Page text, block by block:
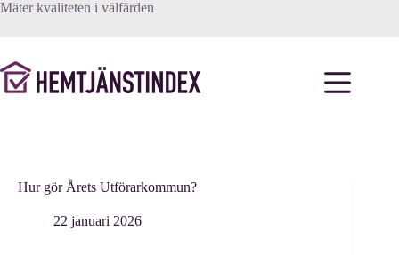
Hoppa
Mäter kvaliteten i välfärden
Hur gör Årets Utförarkommun?
22 januari 2026